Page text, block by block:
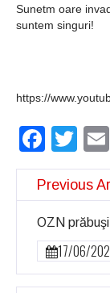
Sunetm oare
suntem singuri!
https://
Previous
OZN
17/06/